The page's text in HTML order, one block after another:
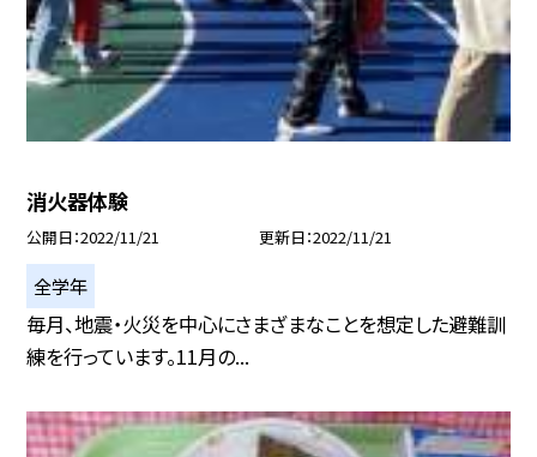
消火器体験
公開日 2022/11/21 更新日 2022/11/21
全学年
毎月、地震・火災を中心にさまざまなことを想定した避難訓
練を行っています。11月の...